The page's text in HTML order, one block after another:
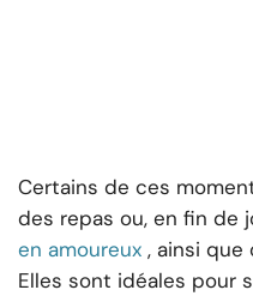
Certains de ces
des repas ou, en fin de
en amoureux , ainsi que
Elles sont idéales pour